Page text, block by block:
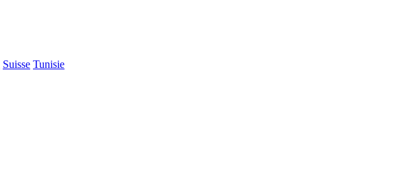
Suisse Tunisie